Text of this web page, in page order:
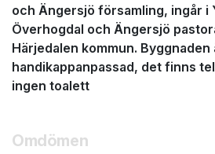
och Ängersjö församling, ingår i
Överhogdal och Ängersjö
Härjedalen kommun. Byggnaden
handikappanpassad, det finns
ingen toalett
Omdömen